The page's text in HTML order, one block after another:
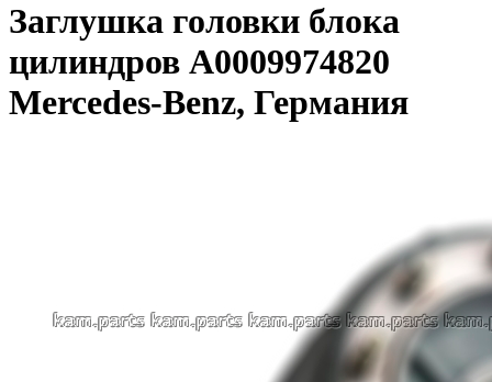
Заглушка головки блока
цилиндров A0009974820
Mercedes-Benz, Германия